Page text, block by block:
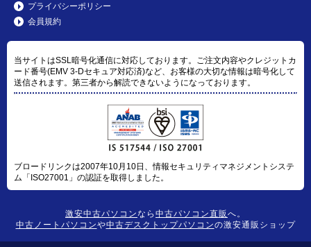
プライバシーポリシー
会員規約
当サイトはSSL暗号化通信に対応しております。ご注文内容やクレジットカ
ード番号(EMV 3-Dセキュア対応済)など、お客様の大切な情報は暗号化して
送信されます。第三者から解読できないようになっております。
ブロードリンクは2007年10月10日、情報セキュリティマネジメントシステ
ム「ISO27001」の認証を取得しました。
激安中古パソコンなら 中古パソコン直販へ。
中古ノートパソコンや中古デスクトップパソコンの激安通販ショップ